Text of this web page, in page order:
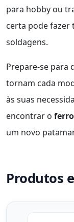
para hobby ou
certa pode fazer
soldagens.
Prepare-se para
tornam cada
às suas
encontrar o
um novo
Produtos